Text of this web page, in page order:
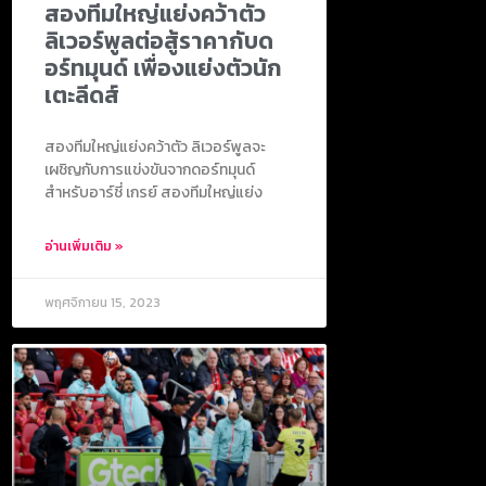
สองทีมใหญ่แย่งคว้าตัว
ลิเวอร์พูลต่อสู้ราคากับด
อร์ทมุนด์ เพื่องแย่งตัวนัก
เตะลีดส์
สองทีมใหญ่แย่งคว้าตัว ลิเวอร์พูลจะ
เผชิญกับการแข่งขันจากดอร์ทมุนด์
สำหรับอาร์ชี่ เกรย์ สองทีมใหญ่แย่ง
อ่านเพิ่มเติม »
พฤศจิกายน 15, 2023